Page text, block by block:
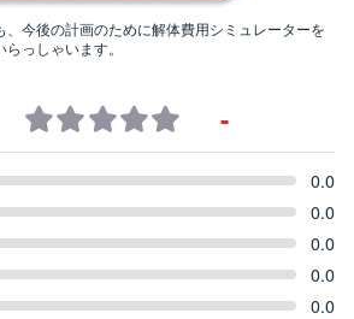
今後の計画のために解体費用シミュレーターを
っしゃいます。
-
0.0
0.0
0.0
0.0
0.0